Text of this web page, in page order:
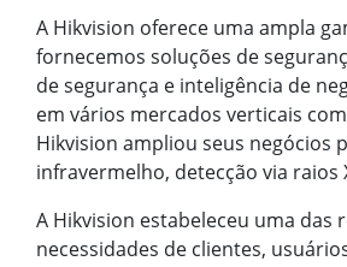
A Hikvision oferece uma ampla
fornecemos soluções de
de segurança e inteligência de
em vários mercados verticais
Hikvision ampliou seus negócios
infravermelho, detecção via
A Hikvision estabeleceu uma
necessidades de clientes,